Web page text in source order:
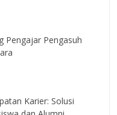
Pengajar Pengasuh
Karier: Solusi